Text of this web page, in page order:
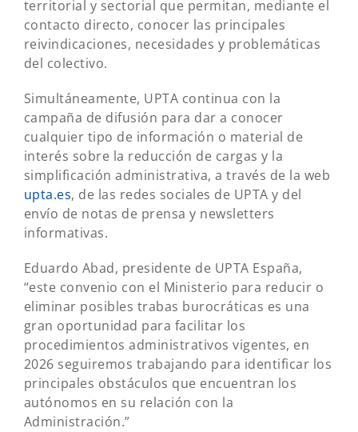
territorial y sectorial que permitan, mediante el
contacto directo, conocer las principales
reivindicaciones, necesidades y problemáticas
del colectivo.
Simultáneamente, UPTA continua con la
campaña de difusión para dar a conocer
cualquier tipo de información o material de
interés sobre la reducción de cargas y la
simplificación administrativa, a través de la web
upta.es, de las redes sociales de UPTA y del
envío de notas de prensa y newsletters
informativas.
Eduardo Abad, presidente de UPTA España,
“este convenio con el Ministerio para reducir o
eliminar posibles trabas burocráticas es una
gran oportunidad para facilitar los
procedimientos administrativos vigentes, en
2026 seguiremos trabajando para identificar los
principales obstáculos que encuentran los
autónomos en su relación con la
Administración.”